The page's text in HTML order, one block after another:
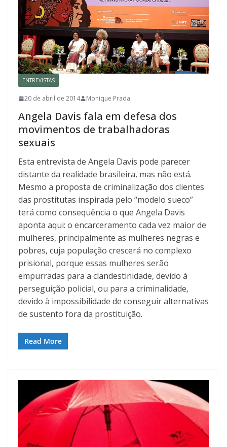
ENTREVISTAS
20 de abril de 2014 Monique Prada
Angela Davis fala em defesa dos
movimentos de trabalhadoras
sexuais
Esta entrevista de Angela Davis pode parecer
distante da realidade brasileira, mas não está.
Mesmo a proposta de criminalização dos clientes
das prostitutas inspirada pelo “modelo sueco”
terá como consequência o que Angela Davis
aponta aqui: o encarceramento cada vez maior de
mulheres, principalmente as mulheres negras e
pobres, cuja população crescerá no complexo
prisional, porque essas mulheres serão
empurradas para a clandestinidade, devido à
perseguição policial, ou para a criminalidade,
devido à impossibilidade de conseguir alternativas
de sustento fora da prostituição.
Read More